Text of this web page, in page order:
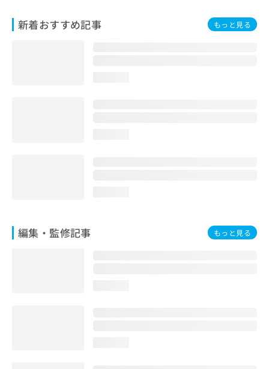
新着おすすめ記事 もっと見る
編集・監修記事 もっと見る
問
い